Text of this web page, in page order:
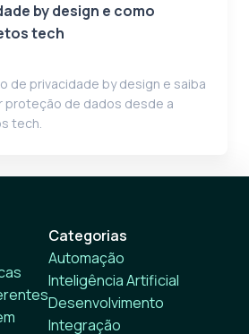
by design e como
tech
de privacidade by design e saiba
proteção de dados desde a
tech.
Categorias
Automação
Inteligência Artificial
Desenvolvimento
Integração